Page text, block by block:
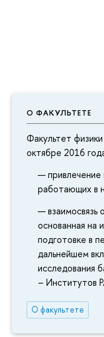
О ФАКУЛЬТЕТЕ
Факультет
октябре 2016
работающих в
взаимосвязь
основанная на
подготовке в
дальнейшем
исследования
– Институтов
О факультете